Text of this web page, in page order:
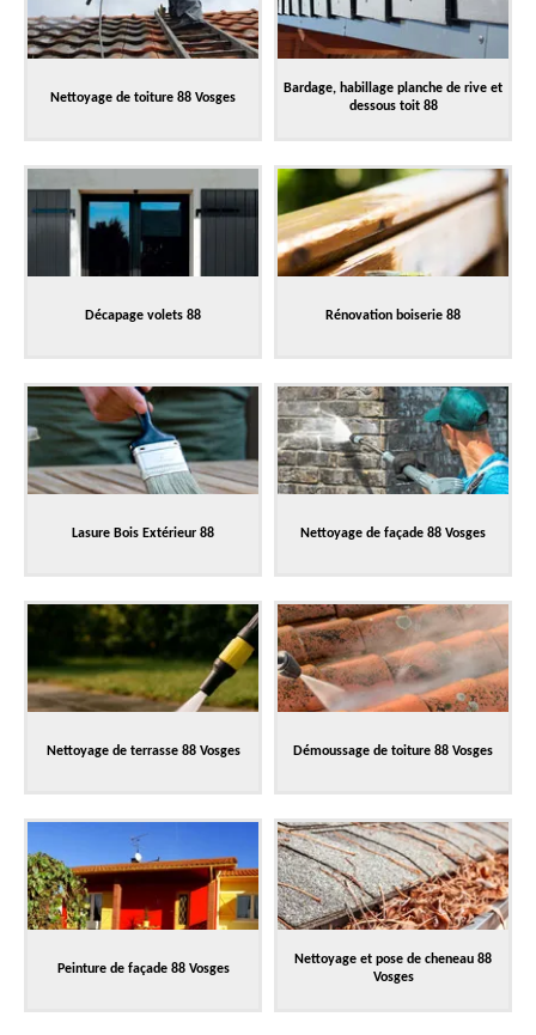
Nettoyage de toiture 88 Vosges
Bardage, habillage planche de rive et
dessous toit 88
Décapage volets 88 Rénovation boiserie 88
Lasure Bois Extérieur 88 Nettoyage de façade 88 Vosges
Nettoyage de terrasse 88 Vosges Démoussage de toiture 88 Vosges
Peinture de façade 88 Vosges
Nettoyage et pose de cheneau 88
Vosges